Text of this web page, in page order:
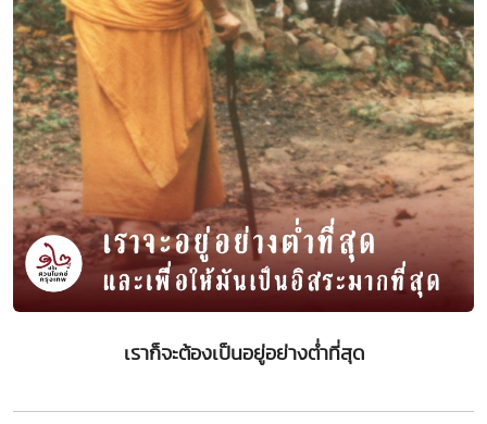
เราก็จะต้องเป็นอยู่อย่างต่ำที่สุด